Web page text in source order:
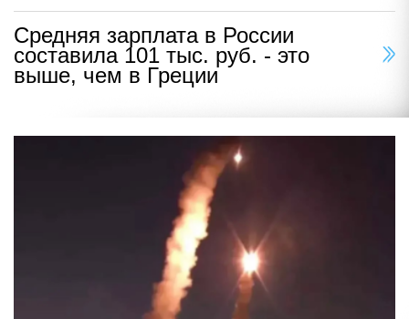
Средняя зарплата в России
составила 101 тыс. руб. - это
выше, чем в Греции